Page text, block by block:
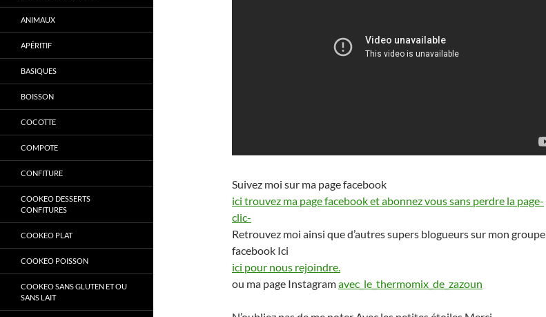
Suivez moi sur ma page facebook
ici trouvez ma page facebook et abonnez vous sans perdre la page-
clic-
Retrouvez moi ainsi que d’autres supers blogueurs sur mon groupe
facebook Ici
ici pour nous rejoindre.
ou ma page Instagramavec_le_thermomix_de_zazoun
ANIMAUX
APÉRITIF
BASIQUES
BOISSON
COCOTTE
COMPOTE
CONFITURE
COOKEO DESSERTS
CONFITURES
COOKEO PLAT
COOKEO POISSON
COOKEO SANS GLUTEN ET OU
SANS LAIT